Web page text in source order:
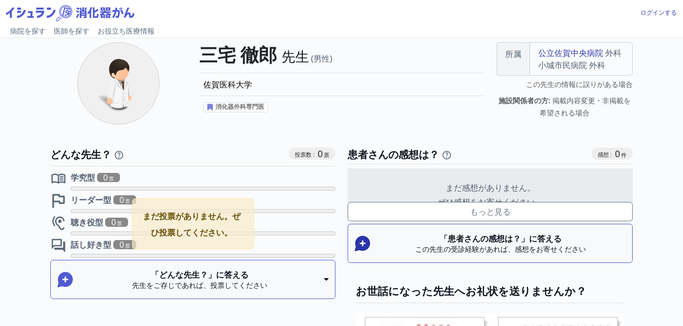
ログインする
病院を探す 医師を探す お役立ち医療情報
三宅 徹郎 先生 男性
佐賀医科大学
消化器外科専門医
所属 公立佐賀中央病院 外科
小城市民病院 外科
この先生の情報に誤りがある場合
施設関係者の方: 掲載内容変更・非掲載を
希望される場合
どんな先生？ コミュニケーション・タイプ投票数
0
学究型
0
リーダー型
0
聴き役型
0
話し好き型
0
「どんな先生？」に答える
先生をご存じであれば、投票してください
まだ投票がありません。ぜ
ひ投票してください。
患者さんの感想は？ 感想投稿数
0
まだ感想がありません。
ぜひ感想をお寄せください。
もっと見る
「患者さんの感想は？」に答える
この先生の受診経験があれば、感想をお寄せください
お世話になった先生へお礼状を送りませんか？